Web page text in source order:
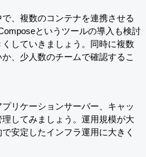
、複数のコンテナを連携させる
というツールの導入も検討
していきましょう。同時に複数
、少人数のチームで確認するこ
リケーションサーバー、キャッ
してみましょう。運用規模が大
安定したインフラ運用に大きく